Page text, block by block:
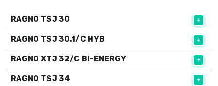
RAGNO TSJ 30
RAGNO TSJ 30.1/C HYB
RAGNO XTJ 32/C BI-ENERGY
RAGNO TSJ 34